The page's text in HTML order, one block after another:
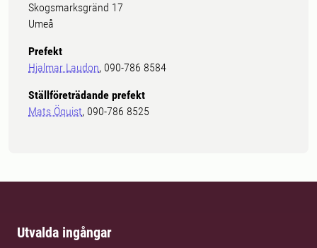
Skogsmarksgränd 17
Umeå
Prefekt
Hjalmar Laudon, 090-786 8584
Ställföreträdande prefekt
Mats Öquist, 090-786 8525
Utvalda ingångar